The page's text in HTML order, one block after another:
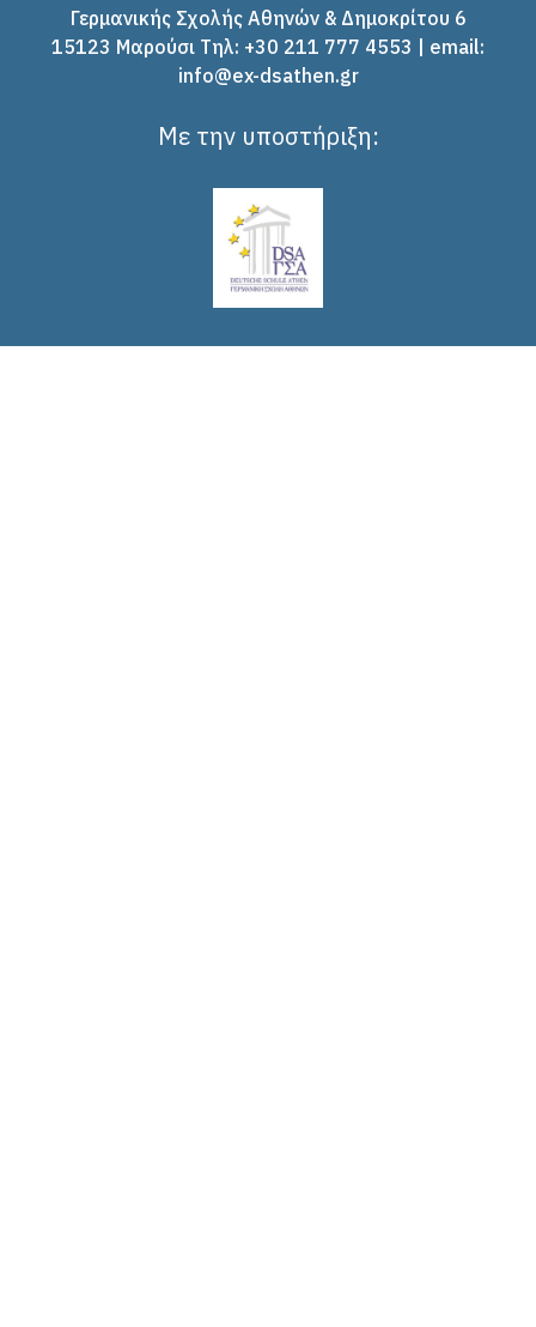
Γερμανικής Σχολής Αθηνών & Δημοκρίτου 6
15123 Μαρούσι Tηλ: +30 211 777 4553 | email:
info@ex-dsathen.gr
Με την υποστήριξη: